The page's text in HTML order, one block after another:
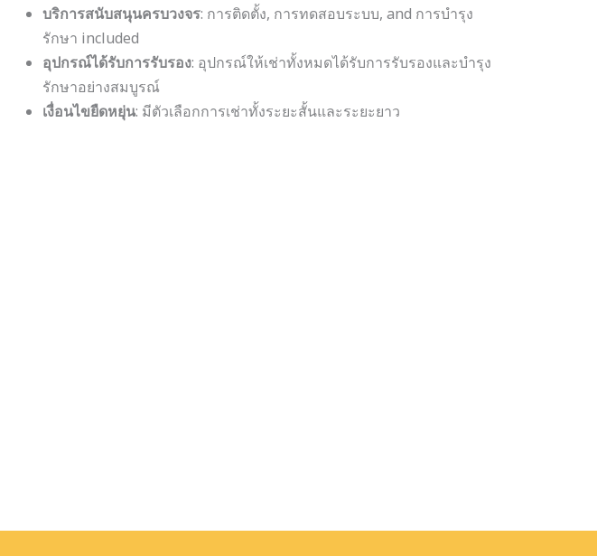
บริการสนับสนุนครบวงจร: การติดตั้ง, การทดสอบระบบ, and การบำรุง
รักษา included
อุปกรณ์ได้รับการรับรอง: อุปกรณ์ให้เช่าทั้งหมดได้รับการรับรองและบำรุง
รักษาอย่างสมบูรณ์
เงื่อนไขยืดหยุ่น: มีตัวเลือกการเช่าทั้งระยะสั้นและระยะยาว